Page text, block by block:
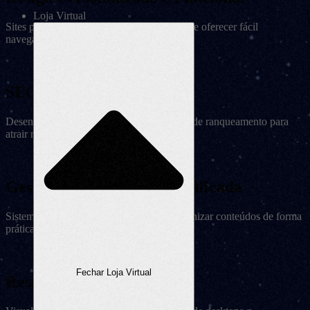
Loja Virtual
Fechar Loja Virtual
Sites planejados para encantar visualmente e oferecer fácil
navegabilidade.
SEO Avançado
Desenvolvimento com foco em estratégias de ranqueamento para
atrair mais tráfego orgânico.
Gestão de Conteúdo Simplificada
Sistema intuitivo para criar, publicar e organizar conteúdos de forma
prática.
Responsividade Garantida